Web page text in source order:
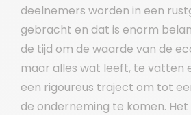
deelnemers worden in een
gebracht en dat is enorm
de tijd om de waarde van de
maar alles wat leeft, te vatten
een rigoureus traject om tot
de onderneming te komen. Het